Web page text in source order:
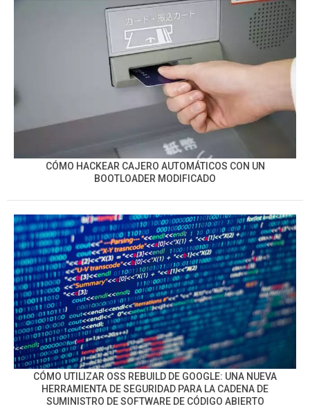
CÓMO HACKEAR CAJERO AUTOMÁTICOS CON UN
BOOTLOADER MODIFICADO
CÓMO UTILIZAR OSS REBUILD DE GOOGLE: UNA NUEVA
HERRAMIENTA DE SEGURIDAD PARA LA CADENA DE
SUMINISTRO DE SOFTWARE DE CÓDIGO ABIERTO